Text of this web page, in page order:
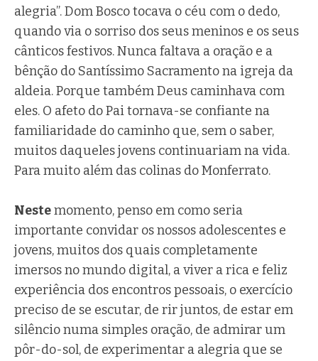
alegria”. Dom Bosco tocava o céu com o dedo,
quando via o sorriso dos seus meninos e os seus
cânticos festivos. Nunca faltava a oração e a
bênção do Santíssimo Sacramento na igreja da
aldeia. Porque também Deus caminhava com
eles. O afeto do Pai tornava-se confiante na
familiaridade do caminho que, sem o saber,
muitos daqueles jovens continuariam na vida.
Para muito além das colinas do Monferrato.
Nestemomento, penso em como seria
importante convidar os nossos adolescentes e
jovens, muitos dos quais completamente
imersos no mundo digital, a viver a rica e feliz
experiência dos encontros pessoais, o exercício
preciso de se escutar, de rir juntos, de estar em
silêncio numa simples oração, de admirar um
pôr-do-sol, de experimentar a alegria que se